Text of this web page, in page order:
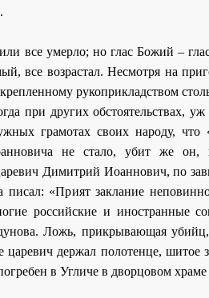
все умерло; но глас Божий –
все возрастал. Несмотря на
рукоприкладством
при других обстоятельствах,
грамотах своих народу, что
не стало, убит же
Димитрий Иоаннович, по
писал: «Прият заклание
российские и иностранные
Ложь, прикрывающая
держал полотенце, шитое
в Угличе в дворцовом храме